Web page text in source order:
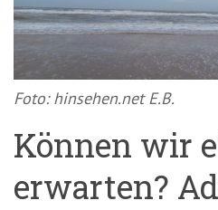
springen
(Accesskey
'2')
Foto: hinsehen.net E.B.
Können wir
erwarten?